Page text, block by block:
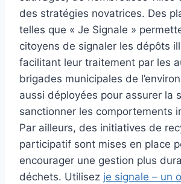
des stratégies novatrices. Des
telles que « Je Signale »
citoyens de signaler les dépôts
facilitant leur traitement par les
brigades municipales de
aussi déployées pour assurer la
sanctionner les comportements
Par ailleurs, des initiatives de
participatif sont mises en place
encourager une gestion plus
déchets. Utilisez je signale – un